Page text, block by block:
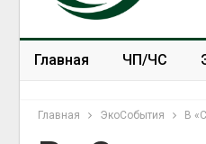
Главная ЧП/ЧС
Главная ЭкоСобытия В